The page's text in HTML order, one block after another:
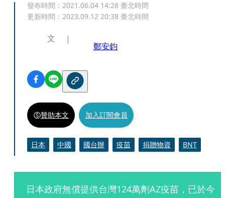
發布時間： 2021.06.04 14:28 臺北時間
更新時間： 2023.09.12 20:38 臺北時間
文
鄭安鈞
贊助本文 加入訂閱會員
日本 中國 國台辦 疫苗 捐贈物資 BNT
日本政府無償提供台灣124萬劑AZ疫苗，已於今